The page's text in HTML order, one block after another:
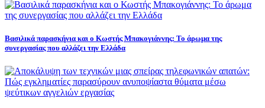
Βασιλικά παρασκήνια και ο Κωστής Μπακογιάννης: Το άρωμα της
συνεργασίας που αλλάζει την Ελλάδα